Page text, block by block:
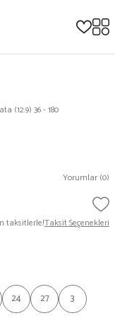
(12.9) 36 - 180
Yorumlar (0)
taksitlerle!Taksit Seçenekleri
24 27
3